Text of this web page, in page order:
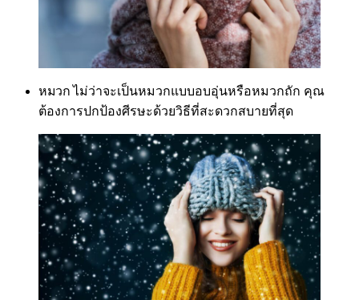
หมวกไม่ว่าจะเป็นหมวกแบบอบอุ่นหรือหมวกถัก คุณ
ต้องการปกป้องศีรษะด้วยวิธีที่สะดวกสบายที่สุด